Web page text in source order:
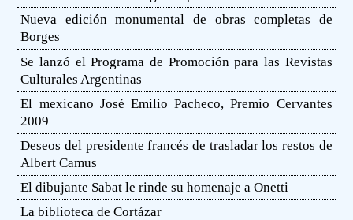
Nueva edición monumental de obras completas de
Borges
Se lanzó el Programa de Promoción para las Revistas
Culturales Argentinas
El mexicano José Emilio Pacheco, Premio Cervantes
2009
Deseos del presidente francés de trasladar los restos de
Albert Camus
El dibujante Sabat le rinde su homenaje a Onetti
La biblioteca de Cortázar